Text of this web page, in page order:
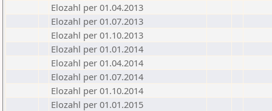
Elozahl per 01.04.2013
Elozahl per 01.07.2013
Elozahl per 01.10.2013
Elozahl per 01.01.2014
Elozahl per 01.04.2014
Elozahl per 01.07.2014
Elozahl per 01.10.2014
Elozahl per 01.01.2015